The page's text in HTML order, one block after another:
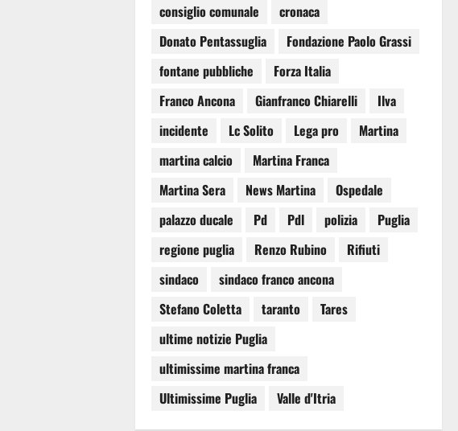
consiglio comunale
cronaca
Donato Pentassuglia
Fondazione Paolo Grassi
fontane pubbliche
Forza Italia
Franco Ancona
Gianfranco Chiarelli
Ilva
incidente
Lc Solito Lega pro
Martina
martina calcio
Martina Franca
Martina Sera
News Martina
Ospedale
palazzo ducale
Pd Pdl polizia
Puglia
regione puglia
Renzo Rubino
Rifiuti
sindaco
sindaco franco ancona
Stefano Coletta
taranto
Tares
ultime notizie Puglia
ultimissime martina franca
Ultimissime Puglia
Valle d'Itria